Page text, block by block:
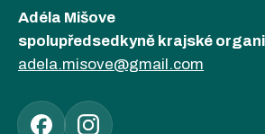
Adéla Mišove
spolupředsedkyně krajské
adela.misove@gmail.com